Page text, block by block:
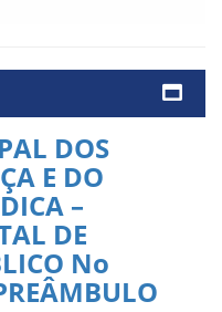
DOS
E DO
–
DE
No